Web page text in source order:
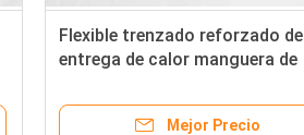
Flexible trenzado reforzado de
entrega de calor manguera de
caucho 1 2 3 pulgadas
Mejor Precio